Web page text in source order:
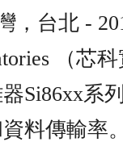
，台北 -
（芯
Si86xx系
料傳輸率